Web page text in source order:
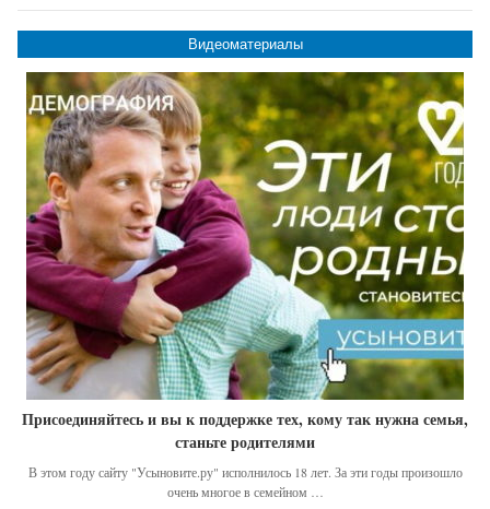
Видеоматериалы
Присоединяйтесь и вы к поддержке тех, кому так нужна семья,
станьте родителями
В этом году сайту "Усыновите.ру" исполнилось 18 лет. За эти годы произошло
очень многое в семейном …